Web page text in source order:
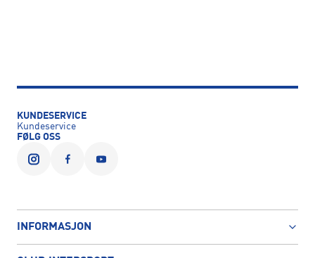
KUNDESERVICE
Kundeservice
FØLG OSS
INFORMASJON